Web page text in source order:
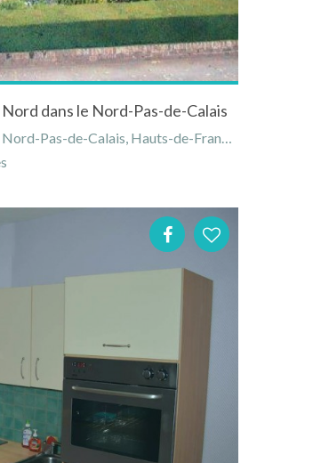
dans le Nord-Pas-de-Calais
de-Calais, Hauts-de-France, France